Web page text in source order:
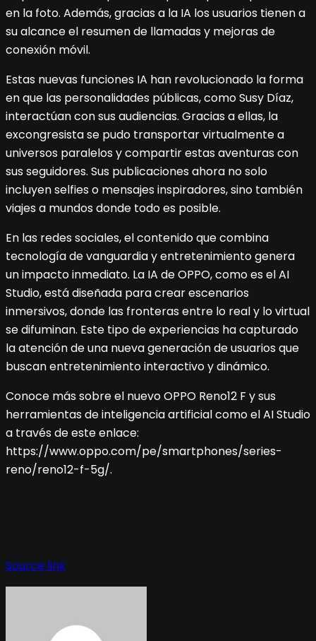
en la foto. Además, gracias a la IA los usuarios tienen a
su alcance el resumen de llamadas y mejoras de
conexión móvil.
Estas nuevas funciones IA han revolucionado la forma
en que las personalidades públicas, como Susy Díaz,
interactúan con sus audiencias. Gracias a ellas, la
excongresista se pudo transportar virtualmente a
universos paralelos y compartir estas aventuras con
sus seguidores. Sus publicaciones ahora no solo
incluyen selfies o mensajes inspiradores, sino también
viajes a mundos donde todo es posible.
En las redes sociales, el contenido que combina
tecnología de vanguardia y entretenimiento genera
un impacto inmediato. La IA de OPPO, como es el AI
Studio, está diseñada para crear escenarios
inmersivos, donde las fronteras entre lo real y lo virtual
se difuminan. Este tipo de experiencias ha capturado
la atención de una nueva generación de usuarios que
buscan entretenimiento interactivo y dinámico.
Conoce más sobre el nuevo OPPO Reno12 F y sus
herramientas de inteligencia artificial como el AI Studio
a través de este enlace:
https://www.oppo.com/pe/smartphones/series-
reno/reno12-f-5g/.
de
entradas
Source link